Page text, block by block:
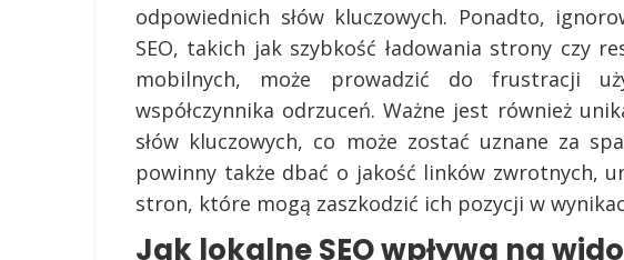
odpowiednich słów kluczowych. Ponadto,
SEO, takich jak szybkość ładowania strony czy
mobilnych, może prowadzić do frustracji
współczynnika odrzuceń. Ważne jest również
słów kluczowych, co może zostać uznane za
powinny także dbać o jakość linków zwrotnych,
stron, które mogą zaszkodzić ich pozycji w
Jak lokalne SEO wpływa na